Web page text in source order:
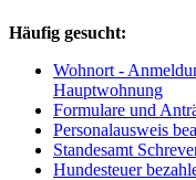
Häufig gesucht:
Wohnort -
Hauptwohnung
Formulare und
Personalausweis
Standesamt
Hundesteuer